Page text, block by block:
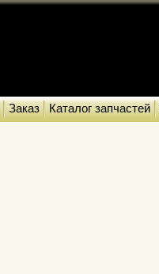
Заказ Каталог запчастей